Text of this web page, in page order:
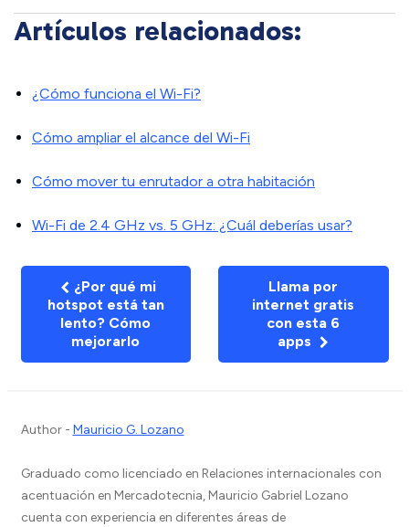
Artículos relacionados:
¿Cómo funciona el Wi-Fi?
Cómo ampliar el alcance del Wi-Fi
Cómo mover tu enrutador a otra habitación
Wi-Fi de 2.4 GHz vs. 5 GHz: ¿Cuál deberías usar?
¿Por qué mi
hotspot está tan
lento? Cómo
mejorarlo
Llama por
internet gratis
con esta 6
apps
Author - Mauricio G. Lozano
Graduado como licenciado en Relaciones internacionales con
acentuación en Mercadotecnia, Mauricio Gabriel Lozano
cuenta con experiencia en diferentes áreas de